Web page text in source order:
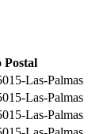
Postal
Las-Palmas
Las-Palmas
Las-Palmas